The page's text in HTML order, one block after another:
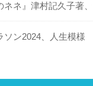
ネネ』津村記久子著
ソン2024、人生模様